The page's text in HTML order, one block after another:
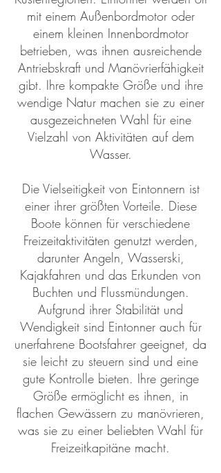
mit einem Außenbordmotor oder
einem kleinen Innenbordmotor
betrieben, was ihnen ausreichende
Antriebskraft und Manövrierfähigkeit
gibt. Ihre kompakte Größe und ihre
wendige Natur machen sie zu einer
ausgezeichneten Wahl für eine
Vielzahl von Aktivitäten auf dem
Wasser.
Die Vielseitigkeit von Eintonnern ist
einer ihrer größten Vorteile. Diese
Boote können für verschiedene
Freizeitaktivitäten genutzt werden,
darunter Angeln, Wasserski,
Kajakfahren und das Erkunden von
Buchten und Flussmündungen.
Aufgrund ihrer Stabilität und
Wendigkeit sind Eintonner auch für
unerfahrene Bootsfahrer geeignet, da
sie leicht zu steuern sind und eine
gute Kontrolle bieten. Ihre geringe
Größe ermöglicht es ihnen, in
flachen Gewässern zu manövrieren,
was sie zu einer beliebten Wahl für
Freizeitkapitäne macht.